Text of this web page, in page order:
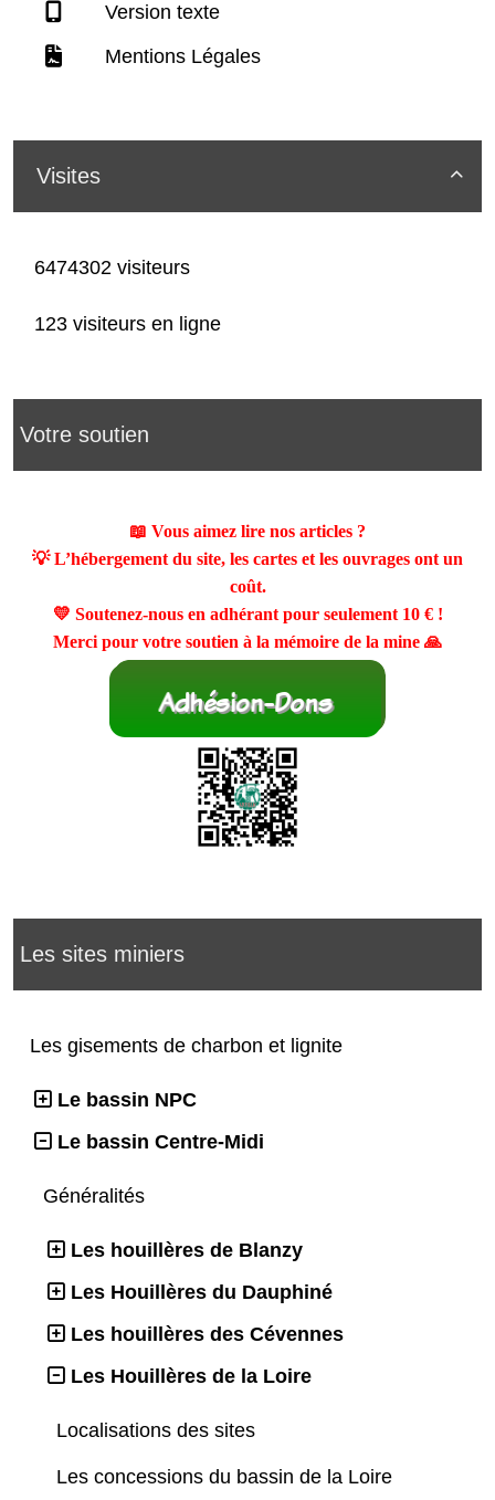
Version texte
Mentions Légales

Visites
6474302 visiteurs
123 visiteurs en ligne
Votre soutien
📖 Vous aimez lire nos articles ?
💡 L’hébergement du site, les cartes et les ouvrages ont un
coût.
💛 Soutenez-nous en adhérant pour seulement 10 €!
Merci pour votre soutien à la mémoire de la mine 🙏
Les sites miniers
Les gisements de charbon et lignite
Le bassin NPC
Le bassin Centre-Midi
Généralités
Les houillères de Blanzy
Les Houillères du Dauphiné
Les houillères des Cévennes
Les Houillères de la Loire
Localisations des sites
Les concessions du bassin de la Loire